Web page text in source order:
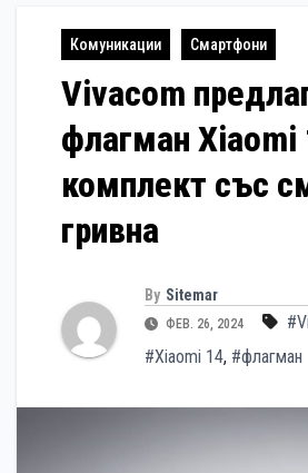
Комуникации Смартфони
Vivacom
флагман Xiaomi
комплект със
гривна
By Sitemar
ФЕВ. 26, 2024
#Xiaomi 14, #флагман